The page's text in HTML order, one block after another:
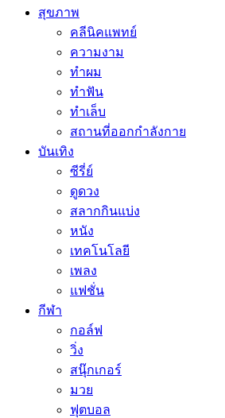
สุขภาพ
คลีนิคแพทย์
ความงาม
ทำผม
ทำฟัน
ทำเล็บ
สถานที่ออกกำลังกาย
บันเทิง
ซีรี่ย์
ดูดวง
สลากกินแบ่ง
หนัง
เทคโนโลยี
เพลง
แฟชั่น
กีฬา
กอล์ฟ
วิ่ง
สนุ๊กเกอร์
มวย
ฟุตบอล